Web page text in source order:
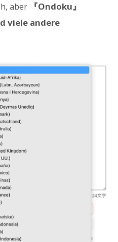
aber
『Ondoku』
viele andere